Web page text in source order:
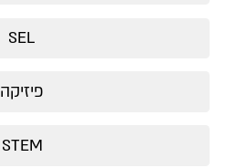
SEL
פיזיקה
STEM